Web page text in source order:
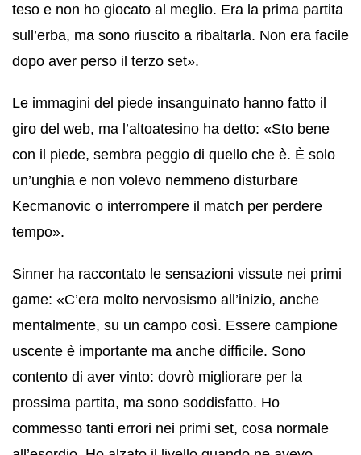
teso e non ho giocato al meglio. Era la prima partita
sull’erba, ma sono riuscito a ribaltarla. Non era facile
dopo aver perso il terzo set».
Le immagini del piede insanguinato hanno fatto il
giro del web, ma l’altoatesino ha detto: «Sto bene
con il piede, sembra peggio di quello che è. È solo
un’unghia e non volevo nemmeno disturbare
Kecmanovic o interrompere il match per perdere
tempo».
Sinner ha raccontato le sensazioni vissute nei primi
game: «C’era molto nervosismo all’inizio, anche
mentalmente, su un campo così. Essere campione
uscente è importante ma anche difficile. Sono
contento di aver vinto: dovrò migliorare per la
prossima partita, ma sono soddisfatto. Ho
commesso tanti errori nei primi set, cosa normale